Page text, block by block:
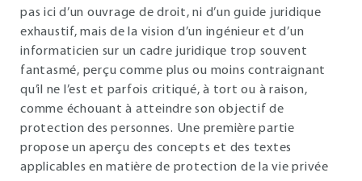
pas ici d’un ouvrage de droit, ni d’un guide juridique
exhaustif, mais de la vision d’un ingénieur et d’un
informaticien sur un cadre juridique trop souvent
fantasmé, perçu comme plus ou moins contraignant
qu’il ne l’est et parfois critiqué, à tort ou à raison,
comme échouant à atteindre son objectif de
protection des personnes. Une première partie
propose un aperçu des concepts et des textes
applicables en matière de protection de la vie privée